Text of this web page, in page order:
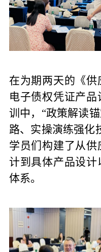
在为期两天的《供
电子债权凭证产
训中， “政策解读
路、实操演练强化
学员们构建了从
计到具体产品设
体系。